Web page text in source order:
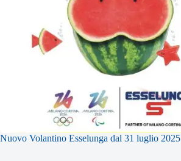
Nuovo Volantino Esselunga dal 31 luglio 2025